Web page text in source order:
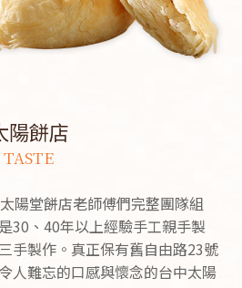
陽餅店
陽堂餅店老師傅們完整團隊組
30、40年以上經驗手工親手製
手製作。真正保有舊自由路23號
人難忘的口感與懷念的台中太陽